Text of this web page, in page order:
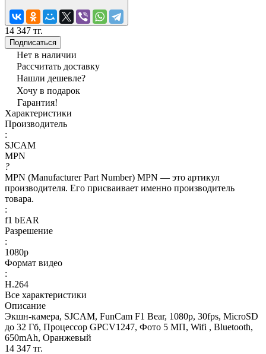
14 347 тг.
Подписаться
Нет в наличии
Рассчитать доставку
Нашли дешевле?
Хочу в подарок
Гарантия!
Характеристики
Производитель
:
SJCAM
MPN
?
MPN (Manufacturer Part Number) MPN — это артикул
производителя. Его присваивает именно производитель
товара.
:
f1 bEAR
Разрешение
:
1080p
Формат видео
:
H.264
Все характеристики
Описание
Экшн-камера, SJCAM, FunCam F1 Bear, 1080p, 30fps, MicroSD
до 32 Гб, Процессор GPCV1247, Фото 5 МП, Wifi , Bluetooth,
650mAh, Оранжевый
14 347 тг.